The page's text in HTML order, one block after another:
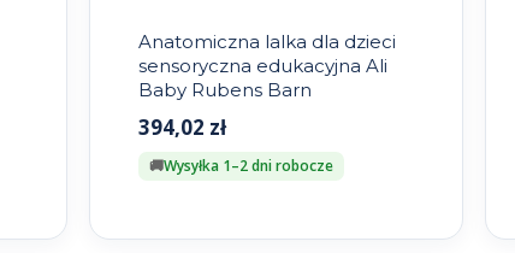
Anatomiczna lalka dla dzieci
sensoryczna edukacyjna Ali
Baby Rubens Barn
394,02 zł
Wysyłka 1–2 dni robocze